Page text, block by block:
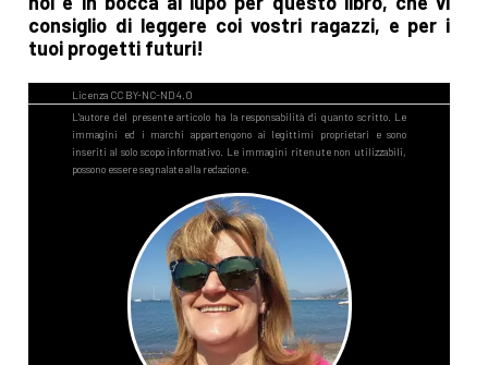
consiglio di leggere coi vostri ragazzi, e per i
tuoi progetti futuri!